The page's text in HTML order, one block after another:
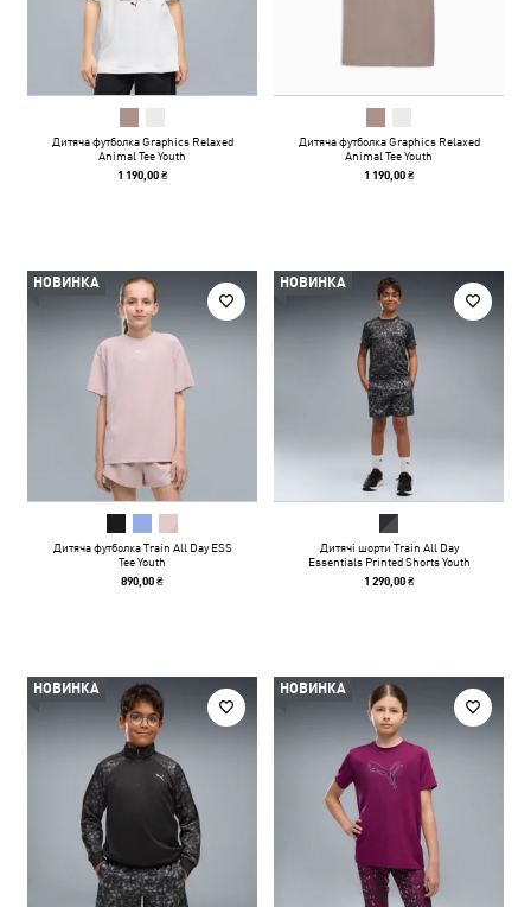
Дитяча футболка Graphics Relaxed
Animal Tee Youth
1 190,00 ₴
Дитяча футболка Graphics Relaxed
Animal Tee Youth
1 190,00 ₴
НОВИНКА
Дитяча футболка Train All Day ESS
Tee Youth
890,00 ₴
НОВИНКА
Дитячі шорти Train All Day
Essentials Printed Shorts Youth
1 290,00 ₴
НОВИНКА НОВИНКА